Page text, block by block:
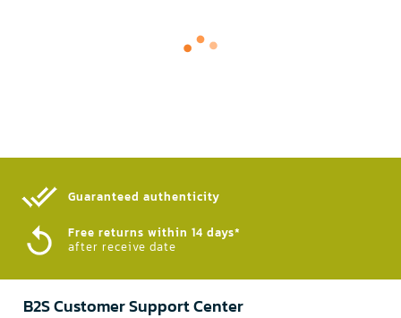
Guaranteed authenticity​
Free returns within 14 days*
after receive date
B2S Customer Support Center